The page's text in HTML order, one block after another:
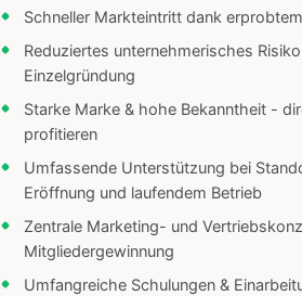
Schneller Markteintritt dank
Reduziertes unternehmerisches
Einzelgründung
Starke Marke & hohe Bekanntheit -
profitieren
Umfassende Unterstützung bei
Eröffnung und laufendem Betrieb
Zentrale Marketing- und
Mitgliedergewinnung
Umfangreiche Schulungen &